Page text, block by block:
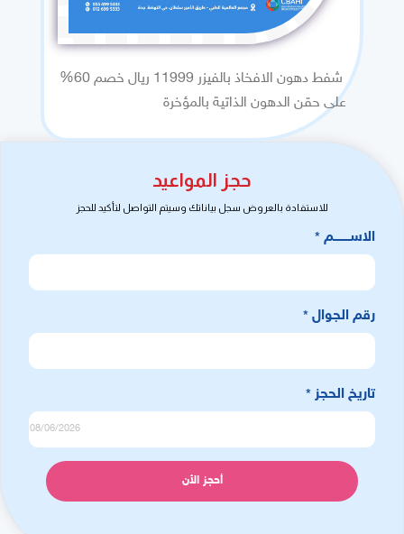
حجز المواعيد
للاستفادة بالعروض سجل بياناتك وسيتم التواصل لتأكيد للحجز
الاســـــــــم*
رقم الجوال*
تاريخ الحجز*
شفط دهون الافخاذ بالفيزر 11999 ريال خصم 60%
على حقن الدهون الذاتية بالمؤخرة